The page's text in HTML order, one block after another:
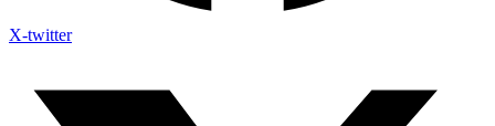
X-twitter